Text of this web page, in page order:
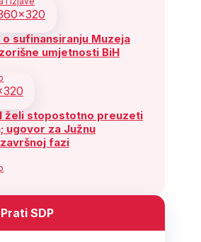
sufinansiranju Muzeja
umjetnosti BiH
želi stopostotno preuzeti
ugovor za Južnu
fazi
Prati SDP